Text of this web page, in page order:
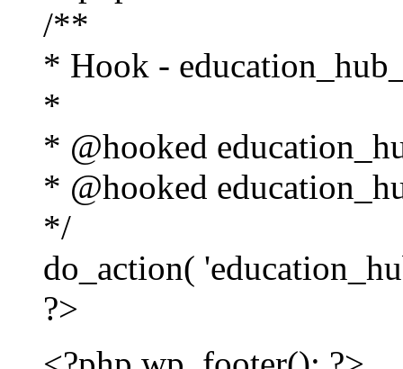
/**
* Hook -
*
* @hooked
* @hooked
*/
do_action(
?>